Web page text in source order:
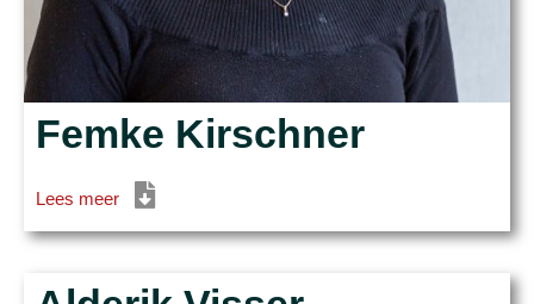
Femke Kirschner
Lees meer